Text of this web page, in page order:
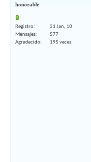
honorable
Registro
31 Jan, 10
Mensajes
577
Agradecido
195 veces